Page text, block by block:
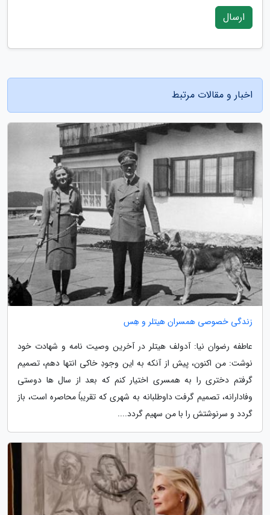
ارسال
اخبار و مقالات مرتبط
زندگی خصوصی همسران هیتلر و هِس
عاطفه رضوان نیا: آدولف هیتلر در آخرین وصیت نامه و شهادت خود
نوشت: من اکنون، پیش از آنکه به این وجودِ خاکی انتها دهم، تصمیم
گرفتم دختری را به همسری اختیار کنم که بعد از سال ها دوستی
وفادارانه، تصمیم گرفت داوطلبانه به شهری که تقریباً محاصره است، باز
گردد و سرنوشتش را با من سهیم گردد....